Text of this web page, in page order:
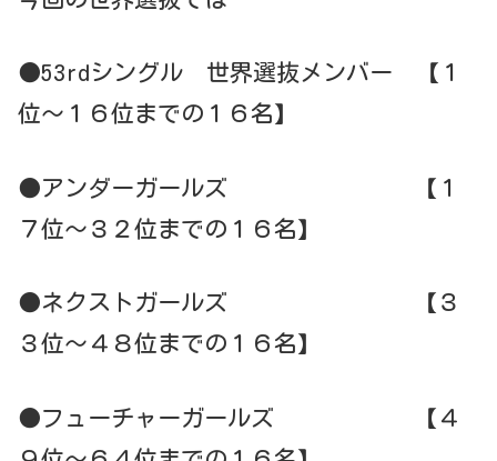
●53rdシングル 世界選抜メンバー 【１
位～１６位までの１６名】
●アンダーガールズ 【１
７位～３２位までの１６名】
●ネクストガールズ 【３
３位～４８位までの１６名】
●フューチャーガールズ 【４